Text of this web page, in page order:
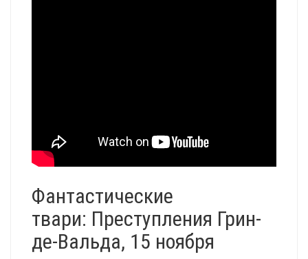
Фантастические
твари: Преступления Грин-
де-Вальда, 15 ноября